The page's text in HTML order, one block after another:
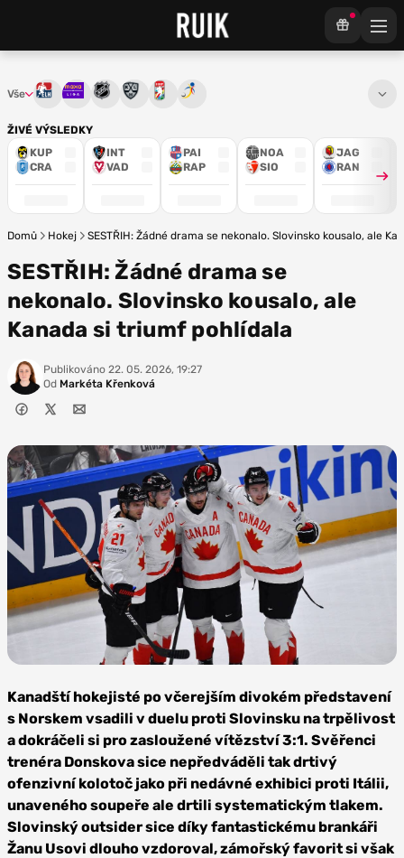
ŽIVÉ VÝSLEDKY
KUP
CRA
INT
VAD
PAI
RAP
NOA
SIO
JAG
RAN
Vše Tipsport extraliga
Maxa ligaNHL KHL Mistrovství světa
Domů Hokej SESTŘIH: Žádné drama se nekonalo. Slovinsko kousalo, ale
SESTŘIH: Žádné drama se
nekonalo. Slovinsko kousalo, ale
Kanada si triumf pohlídala
Publikováno 22. 05. 2026, 19:27
Od Markéta Křenková
Depositphotos
Kanadští hokejisté po včerejším divokém představení
s Norskem vsadili v duelu proti Slovinsku na trpělivost
a dokráčeli si pro zasloužené vítězství 3:1. Svěřenci
trenéra Donskova sice nepředváděli tak drtivý
ofenzivní kolotoč jako při nedávné exhibici proti Itálii,
unaveného soupeře ale drtili systematickým tlakem.
Slovinský outsider sice díky fantastickému brankáři
Žanu Usovi dlouho vzdoroval, zámořský favorit si však